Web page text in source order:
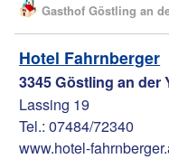
Gasthof Göstling an
Hotel Fahrnberger
3345 Göstling an der
Lassing 19
Tel.: 07484/72340
www.hotel-